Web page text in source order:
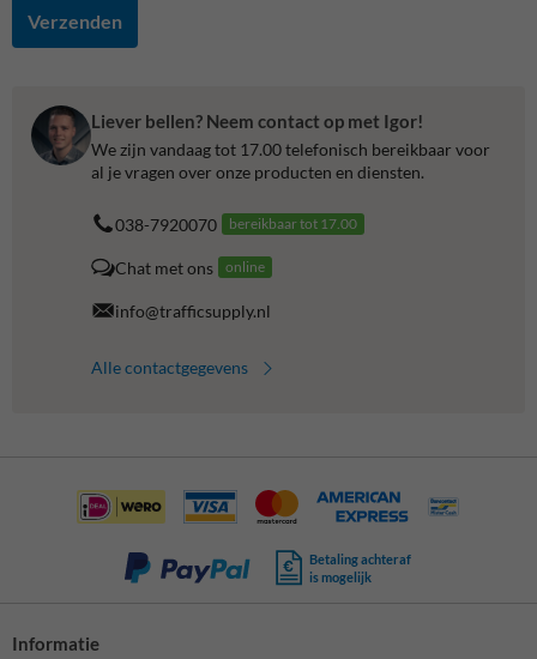
Verzenden
Liever bellen? Neem contact op met Igor!
We zijn vandaag tot 17.00 telefonisch bereikbaar voor
al je vragen over onze producten en diensten.
038-7920070 bereikbaar tot 17.00
Chat met ons online
info@trafficsupply.nl
Alle contactgegevens
Betaling achteraf
is mogelijk
Informatie